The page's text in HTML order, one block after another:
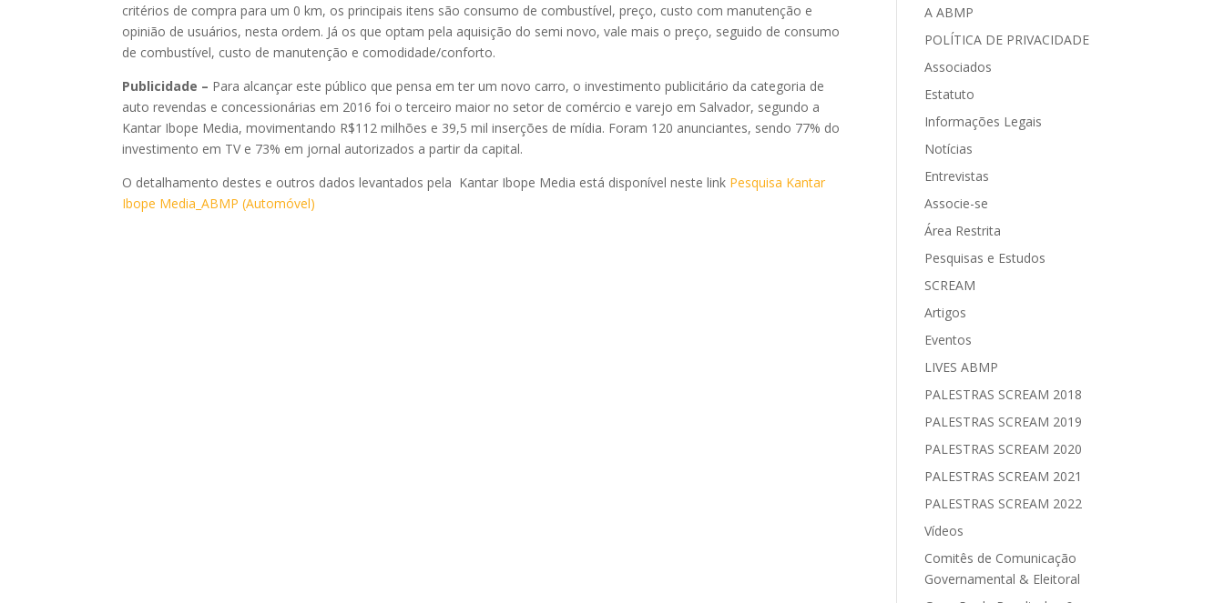
critérios de compra para um 0 km, os principais itens são consumo de combustível, preço, custo com manutenção e
opinião de usuários, nesta ordem. Já os que optam pela aquisição do semi novo, vale mais o preço, seguido de consumo
de combustível, custo de manutenção e comodidade/conforto.
Publicidade – Para alcançar este público que pensa em ter um novo carro, o investimento publicitário da categoria de
auto revendas e concessionárias em 2016 foi o terceiro maior no setor de comércio e varejo em Salvador, segundo a
Kantar Ibope Media, movimentando R$112 milhões e 39,5 mil inserções de mídia. Foram 120 anunciantes, sendo 77% do
investimento em TV e 73% em jornal autorizados a partir da capital.
O detalhamento destes e outros dados levantados pela Kantar Ibope Media está disponível neste link Pesquisa Kantar
Ibope Media_ABMP (Automóvel)
A ABMP
POLÍTICA DE PRIVACIDADE
Associados
Estatuto
Informações Legais
Notícias
Entrevistas
Associe-se
Área Restrita
Pesquisas e Estudos
SCREAM
Artigos
Eventos
LIVES ABMP
PALESTRAS SCREAM 2018
PALESTRAS SCREAM 2019
PALESTRAS SCREAM 2020
PALESTRAS SCREAM 2021
PALESTRAS SCREAM 2022
Vídeos
Comitês de Comunicação
Governamental & Eleitoral